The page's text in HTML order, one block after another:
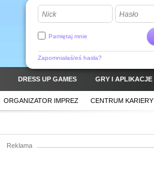
Nick Hasło
Pamiętaj mnie
Zapomniałaś/eś hasła?
DRESS UP GAMES GRY I APLIKACJE
ORGANIZATOR IMPREZ CENTRUM KARIERY
Reklama